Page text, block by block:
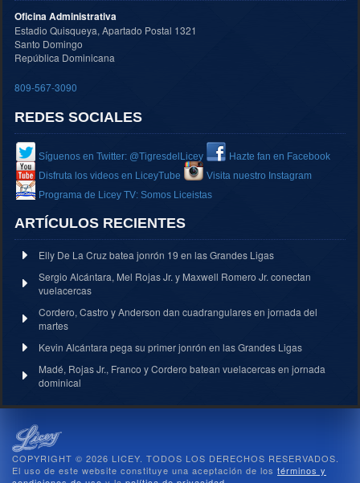
Oficina Administrativa
Estadio Quisqueya, Apartado Postal 1321
Santo Domingo
República Dominicana
809-567-3090
REDES SOCIALES
Síguenos en Twitter: @TigresdelLicey
Hazte fan en Facebook
Disfruta los videos en LiceyTube
Visita nuestro Instagram
Programa de Licey TV: Somos Liceistas
ARTÍCULOS RECIENTES
Elly De La Cruz batea jonrón 19 en las Grandes Ligas
Sergio Alcántara, Mel Rojas Jr. y Maxwell Romero Jr. conectan
vuelacercas
Cordero, Castro y Anderson dan cuadrangulares en jornada del
martes
Kevin Alcántara pega su primer jonrón en las Grandes Ligas
Madé, Rojas Jr., Franco y Cordero batean vuelacercas en jornada
dominical
COPYRIGHT © 2026 LICEY. TODOS LOS DERECHOS RESERVADOS.
El uso de este website constituye una aceptación de los términos y